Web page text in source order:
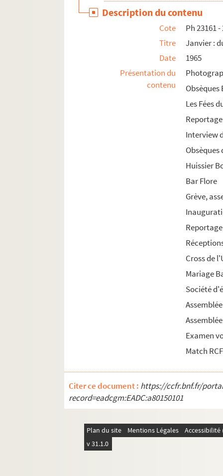
Ph 24988 - 25075. Septembre : du 19 au 24
Ph 25076 - 25170. Septembre : du 25 au 26
Ph 25171 - 25240. Septembre : du 27 au 3
Ph 25241 - 25310. Octobre : du 4 au 10
Ph 25311 - 25362. Octobre : du 11 au 17
Ph 25363 - 25428. Octobre : du 18 au 24
Ph 25429 - 25487. Octobre : du 25 au 30
Ph 25488 - 25569. Octobre : du 31 au 6
Ph 25570 - 25622. Novembre : du 7 au 12
Ph 25623 - 25663. Novembre : du 13 au 19
Ph 25664 - 25770. Novembre : du 20 au 26
Ph 25771 - 25852. Novembre : du 27 au 4
Ph 25853 - 25907. Décembre : du 5 au 12
Ph 25908 - 25936. Décembre : du 12 au 18
Ph 25937 - 25968. Décembre : du 19 au 28
Ph 25969 - 26044. Décembre : du 29 au 7
1974
1975
1977
1978
Description du contenu
Cote
Ph 23161 -
Titre
Janvier :
Date
1965
Présentation du
contenu
Les Fées
Interview
Huissier
Bar Flore
Grève,
Cross de
Mariage
Société
Examen
Match
Citer ce document : https://ccfr.bnf.fr/
record=eadcgm:EADC:a80150101
Plan du site Mentions Légales
v 31.1.0